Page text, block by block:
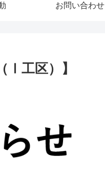
お問い合わせ
Ⅰ工区）】